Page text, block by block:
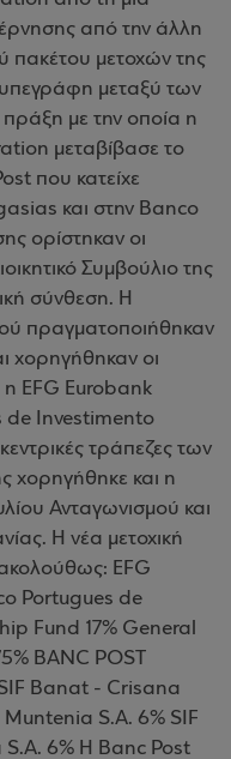
από την άλλη
πακέτου μετοχών της
μεταξύ των
με την οποία η
μεταβίβασε το
που κατείχε
και στην Banco
ορίστηκαν οι
Συμβούλιο της
σύνθεση. Η
πραγματοποιήθηκαν
χορηγήθηκαν οι
η EFG Eurobank
de Investimento
τράπεζες των
χορηγήθηκε και η
Ανταγωνισμού και
Η νέα μετοχική
EFG
Portugues de
Fund 17% General
BANC POST
Banat - Crisana
S.A. 6% SIF
6% Η Banc Post